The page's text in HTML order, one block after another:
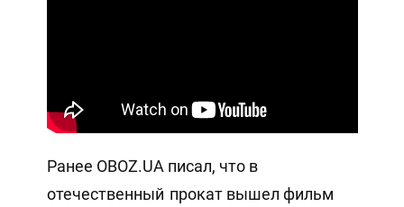
Ранее OBOZ.UA писал, что в
отечественный прокат вышел фильм